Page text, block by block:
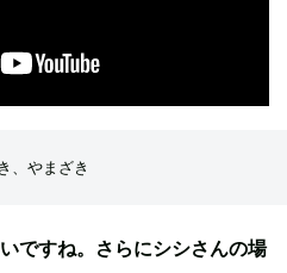
、やまざき
ですね。さらにシシさんの場